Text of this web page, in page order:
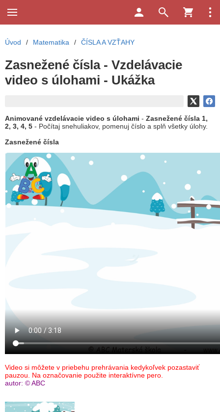
Úvod / Matematika / ČÍSLA A VZŤAHY
Zasnežené čísla - Vzdelávacie
video s úlohami - Ukážka
Animované vzdelávacie video s úlohami - Zasnežené čísla 1,
2, 3, 4, 5 - Počítaj snehuliakov, pomenuj číslo a splň všetky úlohy.
Zasnežené čísla
Video si môžete v priebehu prehrávania kedykoľvek pozastaviť
pauzou. Na označovanie použite interaktívne pero.
autor: © ABC